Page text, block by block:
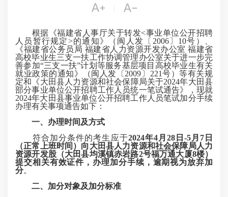
 
根据《福建省人事厅关于转发<事业单位公开招聘
人员暂行规定>的通知》（闽人发〔2006〕10号）、
《福建省公务员局 福建省人力资源开发办公室 福建省
高校毕业生三支一扶工作协调管理办公室关于进一步完
善参加“三支一扶”计划等服务基层项目高校毕业生有关
就业政策的通知》（闽人发〔2009〕221号）等有关规
定和《大田县人力资源和社会保障局关于2024年大田县
部分事业单位公开招聘工作人员统一笔试通告》，现就
2024年大田县事业单位公开招聘工作人员笔试加分手续
办理有关事项通告如下：
一、办理时间及方式
符合加分条件的考生应于2024年4月 28日-5月7日
（正常上班时间） 向大田县人力资源和社会保障局人力
资源开发股（大田县均溪镇赤岩路2号福万通大厦8楼）
提交相关有效证件，办理加分手续，逾期视为放弃加
分。
二、加分对象及加分标准